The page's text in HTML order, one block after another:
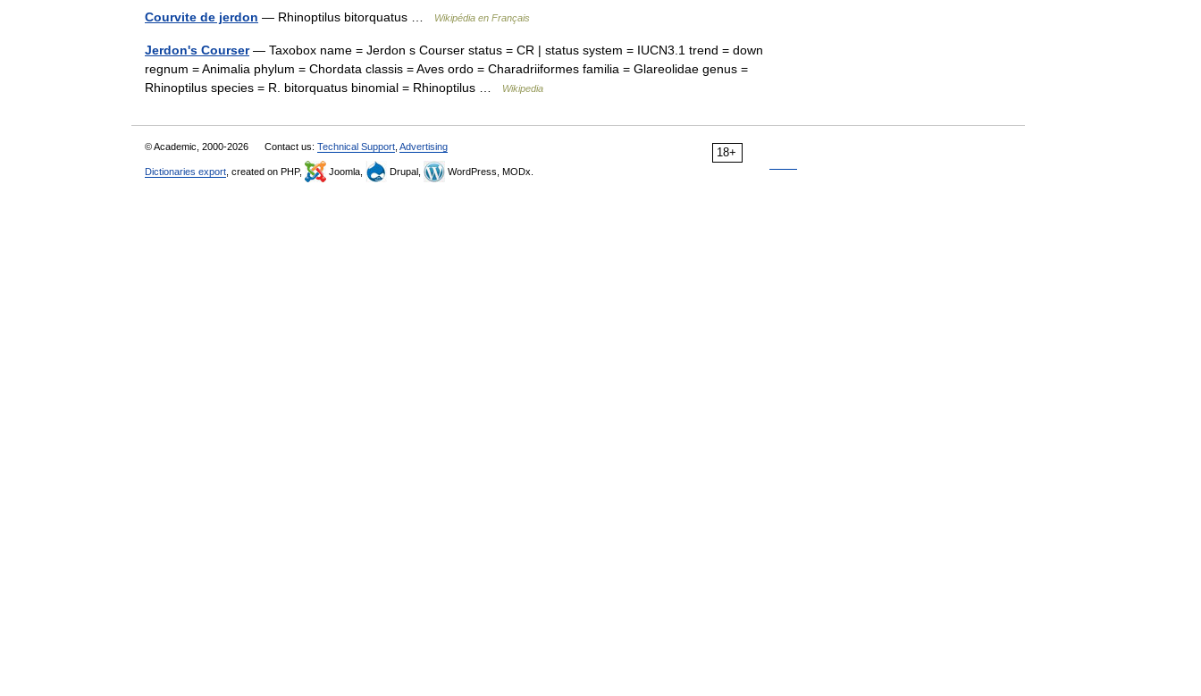
Courvite de jerdon — Rhinoptilus bitorquatus … Wikipédia en Français
Jerdon's Courser— Taxobox name = Jerdon s Courser status = CR | status system = IUCN3.1 trend = down
regnum = Animalia phylum = Chordata classis = Aves ordo = Charadriiformes familia = Glareolidae genus =
Rhinoptilus species = R. bitorquatus binomial = Rhinoptilus …
Wikipedia
18+
© Academic, 2000-2026 Contact us: Technical Support Advertising
Dictionaries export , created on PHP, Joomla, Drupal, WordPress, MODx.